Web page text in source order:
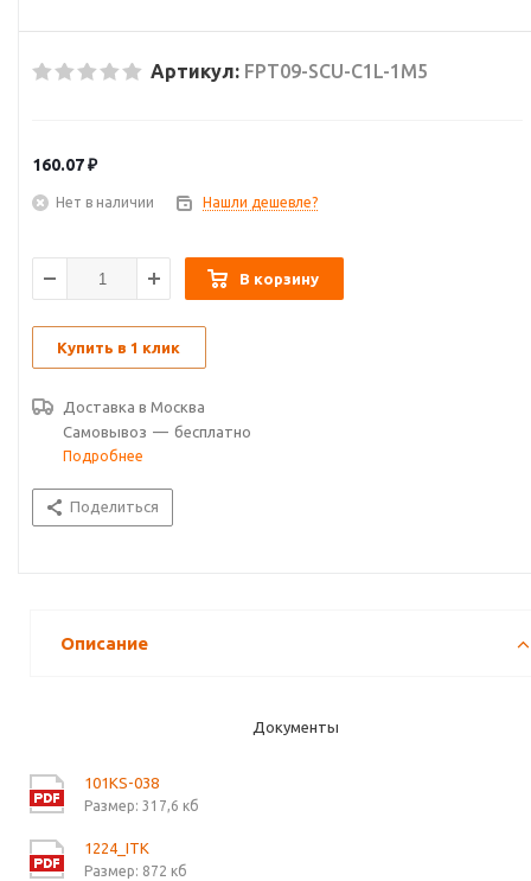
Артикул: FPT09-SCU-C1L-1M5
160.07₽
Нет в наличии Нашли дешевле?
В корзину
Купить в 1 клик
Доставка в Москва
Самовывоз — бесплатно
Подробнее
Поделиться
Описание
Документы
101KS-038
Размер: 317,6 кб
1224_ITK
Размер: 872 кб